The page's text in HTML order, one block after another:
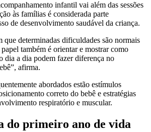
infantil vai além das sessões
às famílias é considerada parte
de desenvolvimento saudável da criança.
que determinadas dificuldades são normais
também é orientar e mostrar como
dia a dia podem fazer diferença no
afirma.
abordados estão estímulos
correto do bebê e estratégias
respiratório e muscular.
do primeiro ano de vida